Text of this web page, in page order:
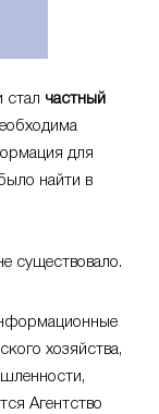
стал частный
для
найти в
существовало.
хозяйства,
Агентство